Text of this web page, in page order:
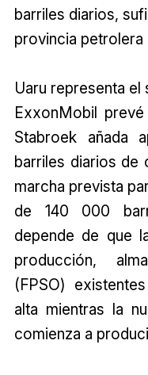
barriles diarios,
provincia petrolera
Uaru representa el
ExxonMobil
Stabroek añada
barriles diarios de
marcha prevista
de 140 000
depende de que
producción,
(FPSO)
alta mientras la
comienza a